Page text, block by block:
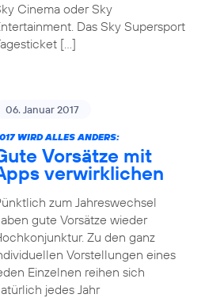
Cinema oder Sky
Das Sky Supersport
[…]
06. Januar 2017
WIRD ALLES ANDERS:
Vorsätze mit
verwirklichen
zum Jahreswechsel
gute Vorsätze wieder
Zu den ganz
Vorstellungen eines
Einzelnen reihen sich
jedes Jahr